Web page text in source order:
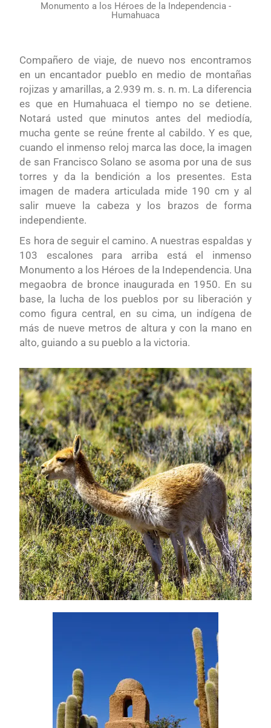
Monumento a los Héroes de la Independencia -
Humahuaca
Compañero de viaje, de nuevo nos encontramos
en un encantador pueblo en medio de montañas
rojizas y amarillas, a 2.939 m. s. n. m. La diferencia
es que en Humahuaca el tiempo no se detiene.
Notará usted que minutos antes del mediodía,
mucha gente se reúne frente al cabildo. Y es que,
cuando el inmenso reloj marca las doce, la imagen
de san Francisco Solano se asoma por una de sus
torres y da la bendición a los presentes. Esta
imagen de madera articulada mide 190 cm y al
salir mueve la cabeza y los brazos de forma
independiente.
Es hora de seguir el camino. A nuestras espaldas y
103 escalones para arriba está el inmenso
Monumento a los Héroes de la Independencia. Una
megaobra de bronce inaugurada en 1950. En su
base, la lucha de los pueblos por su liberación y
como figura central, en su cima, un indígena de
más de nueve metros de altura y con la mano en
alto, guiando a su pueblo a la victoria.